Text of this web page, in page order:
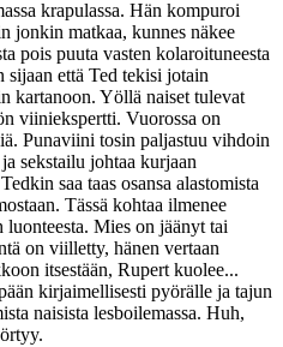
krapulassa. Hän kompuroi
jonkin matkaa, kunnes näkee
pois puuta vasten kolaroituneesta
sijaan että Ted tekisi jotain
kartanoon. Yöllä naiset tulevat
viiniekspertti. Vuorossa on
Punaviini tosin paljastuu vihdoin
sekstailu johtaa kurjaan
saa taas osansa alastomista
Tässä kohtaa ilmenee
luonteesta. Mies on jäänyt tai
on viilletty, hänen vertaan
itsestään, Rupert kuolee...
kirjaimellisesti pyörälle ja tajun
naisista lesboilemassa. Huh,